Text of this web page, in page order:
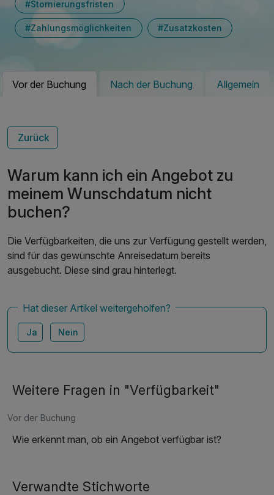
#Stornierungsfristen
#Zahlungsmöglichkeiten #Zusatzkosten
Vor der Buchung Nach der Buchung Allgemein
Zurück
Warum kann ich ein Angebot zu
meinem Wunschdatum nicht
buchen?
Die Verfügbarkeiten, die uns zur Verfügung gestellt werden,
sind für das gewünschte Anreisedatum bereits
ausgebucht. Diese sind grau hinterlegt.
Hat dieser Artikel weitergeholfen?
Ja Nein
Weitere Fragen in "Verfügbarkeit"
Vor der Buchung
Wie erkennt man, ob ein Angebot verfügbar ist?
Verwandte Stichworte